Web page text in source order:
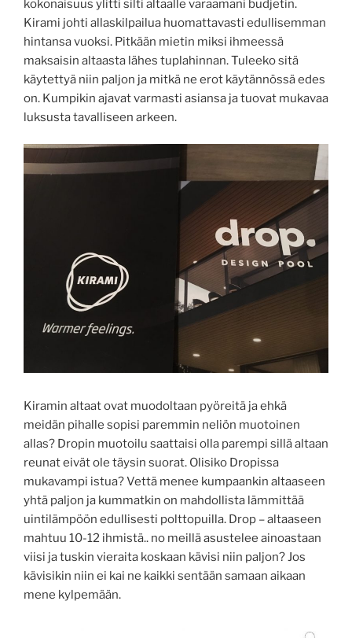
kokonaisuus ylitti silti altaalle varaamani budjetin.
Kirami johti allaskilpailua huomattavasti edullisemman
hintansa vuoksi. Pitkään mietin miksi ihmeessä
maksaisin altaasta lähes tuplahinnan. Tuleeko sitä
käytettyä niin paljon ja mitkä ne erot käytännössä edes
on. Kumpikin ajavat varmasti asiansa ja tuovat mukavaa
luksusta tavalliseen arkeen.
Kiramin altaat ovat muodoltaan pyöreitä ja ehkä
meidän pihalle sopisi paremmin neliön muotoinen
allas? Dropin muotoilu saattaisi olla parempi sillä altaan
reunat eivät ole täysin suorat. Olisiko Dropissa
mukavampi istua? Vettä menee kumpaankin altaaseen
yhtä paljon ja kummatkin on mahdollista lämmittää
uintilämpöön edullisesti polttopuilla. Drop – altaaseen
mahtuu 10-12 ihmistä.. no meillä asustelee ainoastaan
viisi ja tuskin vieraita koskaan kävisi niin paljon? Jos
kävisikin niin ei kai ne kaikki sentään samaan aikaan
mene kylpemään.